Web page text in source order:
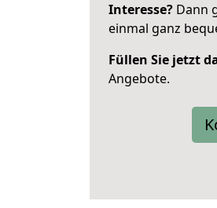
Interesse? Dann
einmal ganz
Füllen Sie jetzt
Angebote.